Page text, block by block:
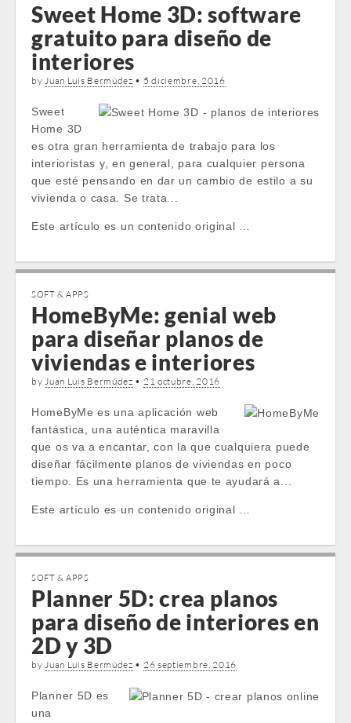
Sweet Home 3D: software
gratuito para diseño de
interiores
byJuan Luis Bermúdez • 5 diciembre, 2016
Sweet
Home 3D
es otra gran herramienta de trabajo para los
interioristas y, en general, para cualquier persona
que esté pensando en dar un cambio de estilo a su
vivienda o casa. Se trata...
Este artículo es un contenido original …
SOFT & APPS
HomeByMe: genial web
para diseñar planos de
viviendas e interiores
byJuan Luis Bermúdez • 21 octubre, 2016
HomeByMe es una aplicación web
fantástica, una auténtica maravilla
que os va a encantar, con la que cualquiera puede
diseñar fácilmente planos de viviendas en poco
tiempo. Es una herramienta que te ayudará a...
Este artículo es un contenido original …
SOFT & APPS
Planner 5D: crea planos
para diseño de interiores en
2D y 3D
byJuan Luis Bermúdez • 26 septiembre, 2016
Planner 5D es
una